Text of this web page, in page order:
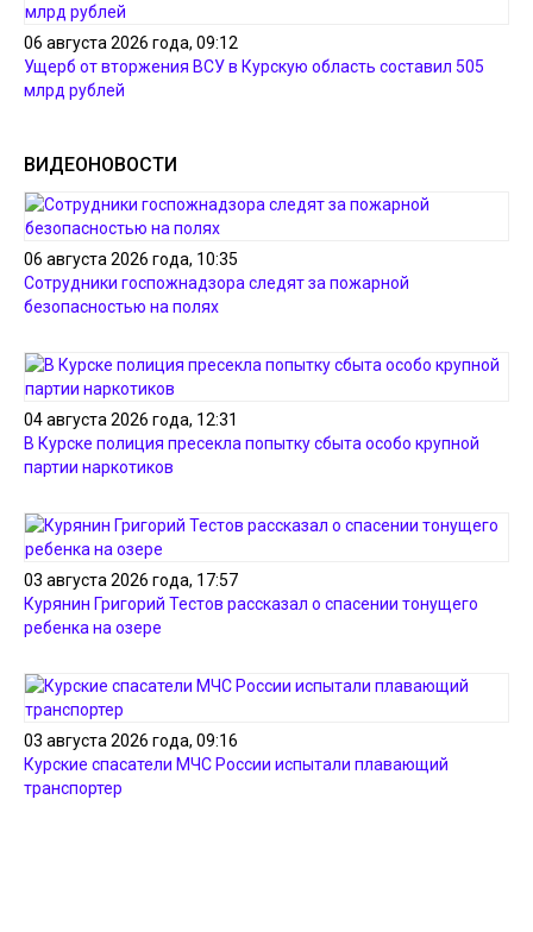
06 августа 2026 года, 09:12
Ущерб от вторжения ВСУ в Курскую область составил 505
млрд рублей
ВИДЕОНОВОСТИ
06 августа 2026 года, 10:35
Сотрудники госпожнадзора следят за пожарной
безопасностью на полях
04 августа 2026 года, 12:31
В Курске полиция пресекла попытку сбыта особо крупной
партии наркотиков
03 августа 2026 года, 17:57
Курянин Григорий Тестов рассказал о спасении тонущего
ребенка на озере
03 августа 2026 года, 09:16
Курские спасатели МЧС России испытали плавающий
транспортер